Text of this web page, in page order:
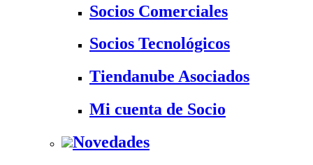
Socios Comerciales
Socios Tecnológicos
Tiendanube Asociados
Mi cuenta de Socio
Novedades